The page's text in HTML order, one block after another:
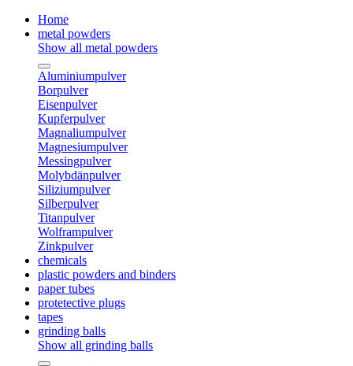
Home
metal powders
Show all metal powders
Aluminiumpulver
Borpulver
Eisenpulver
Kupferpulver
Magnaliumpulver
Magnesiumpulver
Messingpulver
Molybdänpulver
Siliziumpulver
Silberpulver
Titanpulver
Wolframpulver
Zinkpulver
chemicals
plastic powders and binders
paper tubes
protetective plugs
tapes
grinding balls
Show all grinding balls